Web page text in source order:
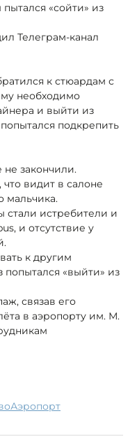
«сойти» из
Телеграм-канал
к стюардам с
необходимо
и выйти из
подкрепить
закончили.
видит в салоне
мальчика.
истребители и
и отсутствие у
к другим
«выйти» из
связав его
в аэропорту им. М.
аэропорт